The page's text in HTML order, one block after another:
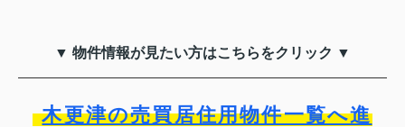
▼ 物件情報が見たい方はこちらをクリック ▼
木更津の売買居住用物件一覧へ進